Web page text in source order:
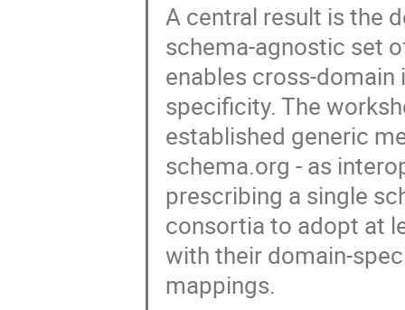
A central result is the
schema-agnostic set
enables cross-
specificity. The
established generic
schema.org - as
prescribing a single
consortia to adopt at
with their domain-
mappings.